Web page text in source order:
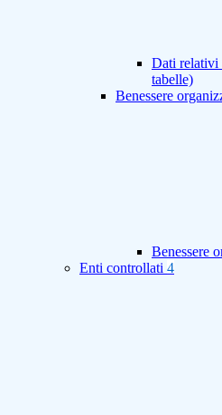
Dati relativi
tabelle)
Benessere
Benessere
Enti controllati 4